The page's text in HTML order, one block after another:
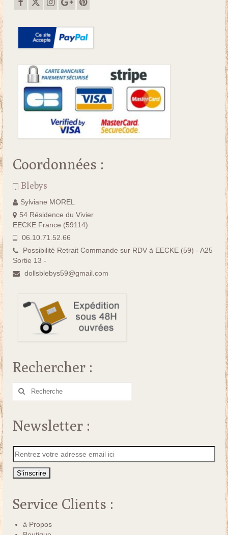
Coordonnées :
Blebys
Sylviane MOREL
54 Résidence du Vivier
EECKE France (59114)
06.10.71.52.66
Possibilité Retrait Commande sur RDV à EECKE (59) - A25
Sortie 13 -
dollsblebys59@gmail.com
Rechercher :
Rechercher
Newsletter :
Service Clients :
à Propos